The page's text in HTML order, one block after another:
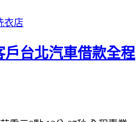
衣店
戶台北汽車借款全程